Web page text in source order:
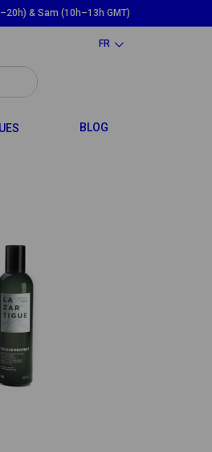
& Sam (10h–13h GMT)
FR
BLOG